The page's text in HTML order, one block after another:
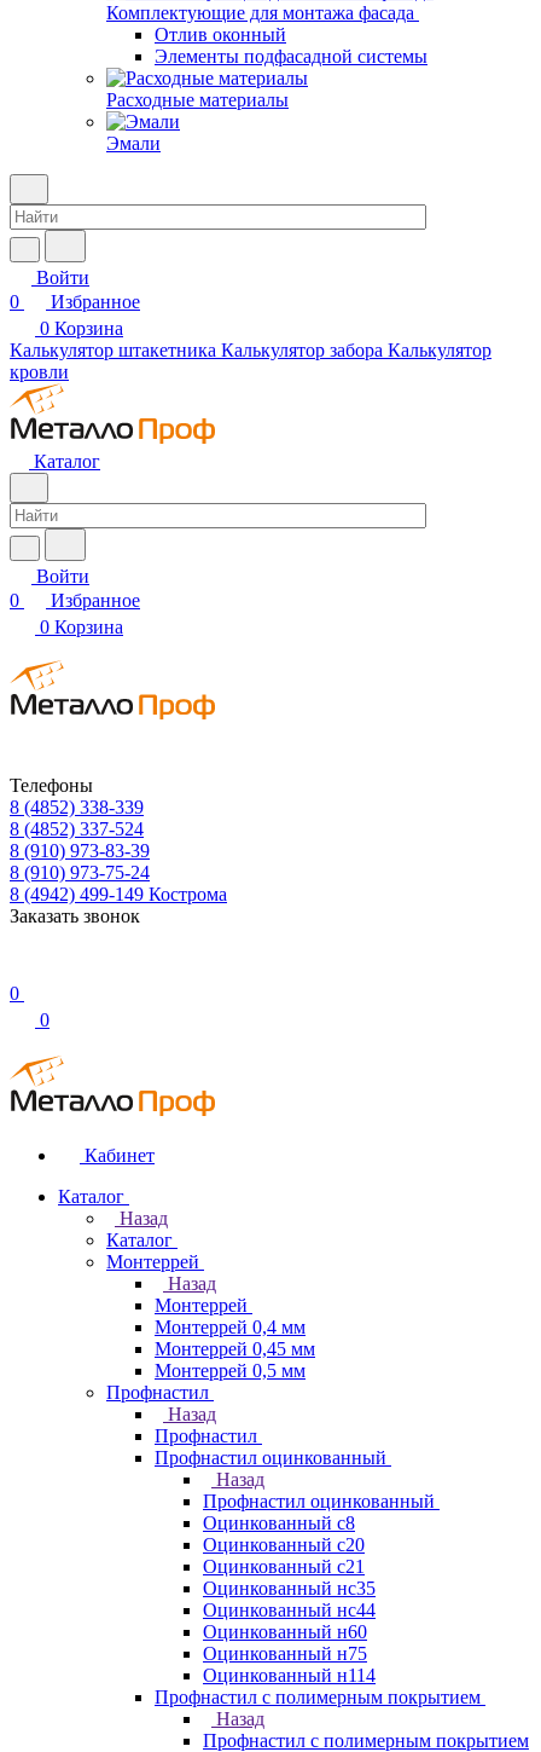
Комплектующие для монтажа фасада
Отлив оконный
Элементы подфасадной системы
Расходные материалы
Эмали
Войти
0
Избранное
0 Корзина
Калькулятор штакетника Калькулятор забора Калькулятор
кровли
Каталог
Войти
0
Избранное
0 Корзина
Телефоны
8 (4852) 338-339
8 (4852) 337-524
8 (910) 973-83-39
8 (910) 973-75-24
8 (4942) 499-149 Кострома
Заказать звонок
0
0
Кабинет
Каталог
Назад
Каталог
Монтеррей
Назад
Монтеррей
Монтеррей 0,4 мм
Монтеррей 0,45 мм
Монтеррей 0,5 мм
Профнастил
Назад
Профнастил
Профнастил оцинкованный
Назад
Профнастил оцинкованный
Оцинкованный с8
Оцинкованный с20
Оцинкованный с21
Оцинкованный нс35
Оцинкованный нс44
Оцинкованный н60
Оцинкованный н75
Оцинкованный н114
Профнастил с полимерным покрытием
Назад
Профнастил с полимерным покрытием